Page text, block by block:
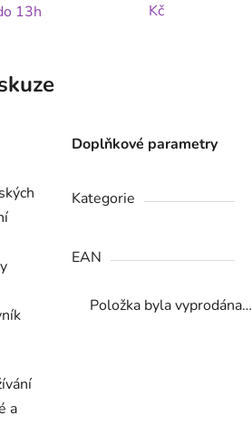
13h
Kč
a
Doplňkové parametry
Kategorie
EAN
Položka byla vyprodána…